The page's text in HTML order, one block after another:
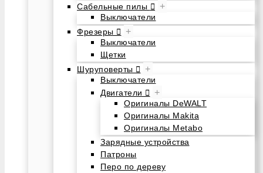
Сабельные пилы
+
Выключатели
Фрезеры
+
Выключатели
Щетки
Шуруповерты
+
Выключатели
Двигатели
+
Оригиналы DeWALT
Оригиналы Makita
Оригиналы Metabo
Зарядные устройства
Патроны
Перо по дереву